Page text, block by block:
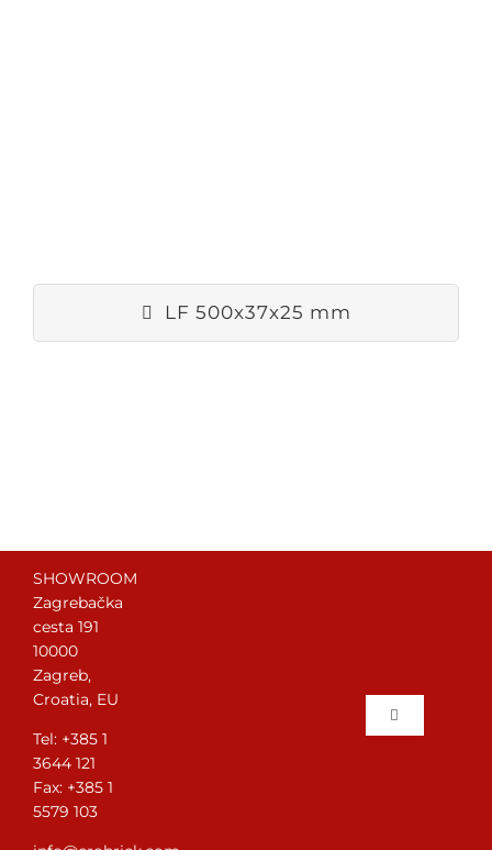
LF 500x37x25 mm
SHOWROOM
Zagrebačka
cesta 191
10000
Zagreb,
Croatia, EU
Tel: +385 1
3644 121
Fax: +385 1
5579 103
Toggle
Navigation